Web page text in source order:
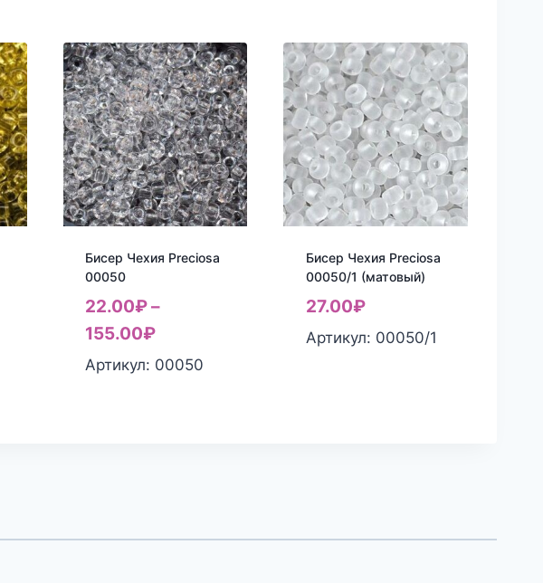
Бисер Чехия Preciosa
00050
22.00₽–
155.00₽
Артикул: 00050
Бисер Чехия Preciosa
00050/1 (матовый)
27.00₽
Артикул: 00050/1